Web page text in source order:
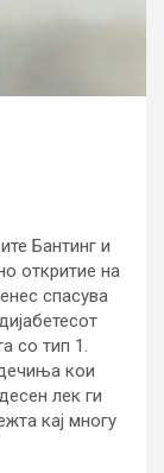
Бантинг и
откритие на
спасува
со тип 1.
кои
лек ги
кај многу